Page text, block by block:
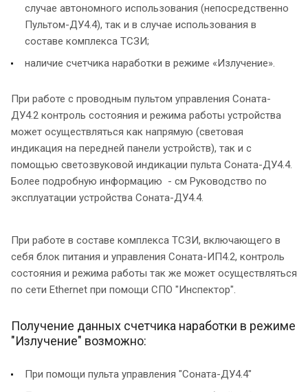
случае автономного использования (непосредственно
Пультом-ДУ4.4), так и в случае использования в
составе комплекса ТСЗИ;
наличие счетчика наработки в режиме «Излучение».
При работе с проводным пультом управления Соната-
ДУ4.2 контроль состояния и режима работы устройства
может осуществляться как напрямую (световая
индикация на передней панели устройств), так и с
помощью светозвуковой индикации пульта Соната-ДУ4.4.
Более подробную информацию - см Руководство по
эксплуатации устройства Соната-ДУ4.4.
При работе в составе комплекса ТСЗИ, включающего в
себя блок питания и управления Соната-ИП4.2, контроль
состояния и режима работы так же может осуществляться
по сети Ethernet при помощи СПО "Инспектор".
Получение данных счетчика наработки в режиме
"Излучение" возможно:
При помощи пульта управления "Соната-ДУ4.4"